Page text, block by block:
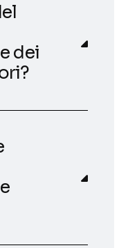
dei